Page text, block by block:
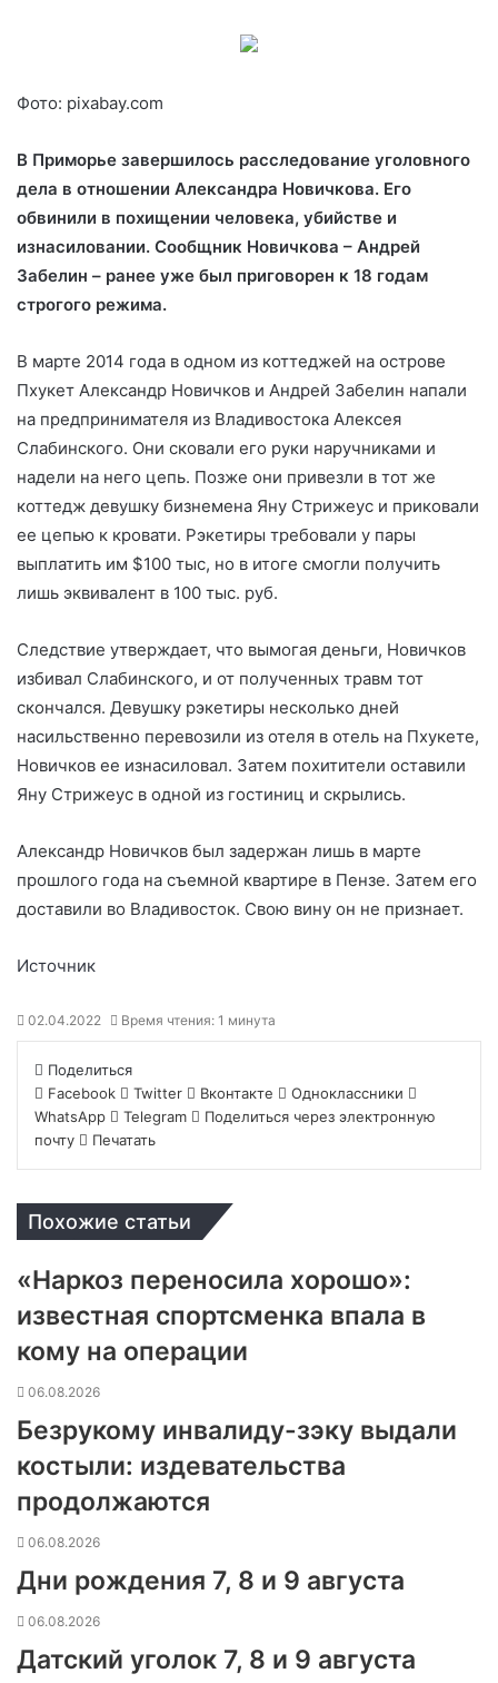
Фото: pixabay.com
В Приморье завершилось расследование уголовного
дела в отношении Александра Новичкова. Его
обвинили в похищении человека, убийстве и
изнасиловании. Сообщник Новичкова – Андрей
Забелин – ранее уже был приговорен к 18 годам
строгого режима.
В марте 2014 года в одном из коттеджей на острове
Пхукет Александр Новичков и Андрей Забелин напали
на предпринимателя из Владивостока Алексея
Слабинского. Они сковали его руки наручниками и
надели на него цепь. Позже они привезли в тот же
коттедж девушку бизнемена Яну Стрижеус и приковали
ее цепью к кровати. Рэкетиры требовали у пары
выплатить им $100 тыс, но в итоге смогли получить
лишь эквивалент в 100 тыс. руб.
Следствие утверждает, что вымогая деньги, Новичков
избивал Слабинского, и от полученных травм тот
скончался. Девушку рэкетиры несколько дней
насильственно перевозили из отеля в отель на Пхукете,
Новичков ее изнасиловал. Затем похитители оставили
Яну Стрижеус в одной из гостиниц и скрылись.
Александр Новичков был задержан лишь в марте
прошлого года на съемной квартире в Пензе. Затем его
доставили во Владивосток. Свою вину он не признает.
Источник
02.04.2022 Время чтения: 1 минута
Поделиться
Facebook
Twitter Вконтакте
Одноклассники
WhatsApp
Telegram
Поделиться через электронную
почту
Печатать
Похожие статьи
«Наркоз переносила хорошо»:
известная спортсменка впала в
кому на операции
06.08.2026
Безрукому инвалиду-зэку выдали
костыли: издевательства
продолжаются
06.08.2026
Дни рождения 7, 8 и 9 августа
06.08.2026
Датский уголок 7, 8 и 9 августа